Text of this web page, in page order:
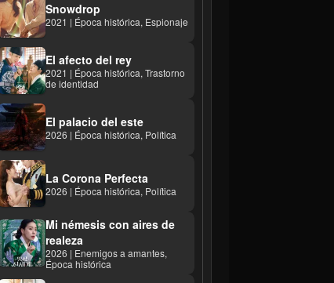
Snowdrop
2021 | Época histórica, Espionaje
El afecto del rey
2021 | Época histórica, Trastorno
de identidad
El palacio del este
2026 | Época histórica, Política
La Corona Perfecta
2026 | Época histórica, Política
Mi némesis con aires de
realeza
2026 | Enemigos a amantes,
Época histórica